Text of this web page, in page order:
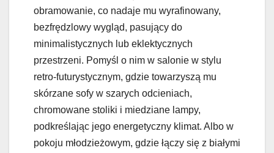
obramowanie, co nadaje mu wyrafinowany,
bezfrędzlowy wygląd, pasujący do
minimalistycznych lub eklektycznych
przestrzeni. Pomyśl o nim w salonie w stylu
retro-futurystycznym, gdzie towarzyszą mu
skórzane sofy w szarych odcieniach,
chromowane stoliki i miedziane lampy,
podkreślając jego energetyczny klimat. Albo w
pokoju młodzieżowym, gdzie łączy się z białymi